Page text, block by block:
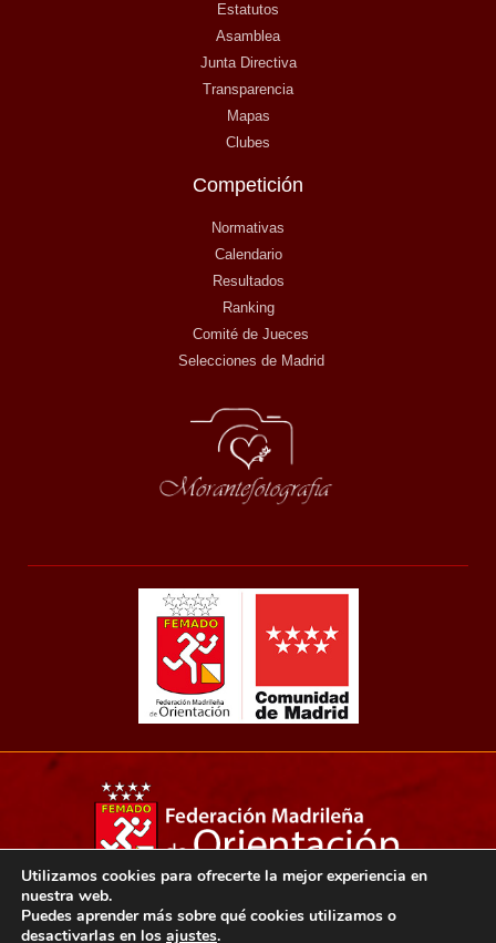
Estatutos
Asamblea
Junta Directiva
Transparencia
Mapas
Clubes
Competición
Normativas
Calendario
Resultados
Ranking
Comité de Jueces
Selecciones de Madrid
Copyright 2021© Federación madrileña de orientación.
Aviso legalPolítica de privacidad
Utilizamos cookies para ofrecerte la mejor experiencia en
nuestra web.
Puedes aprender más sobre qué cookies utilizamos o
desactivarlas en los ajustes.